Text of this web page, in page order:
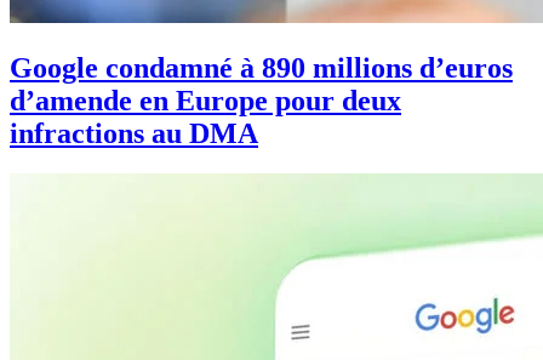
Google condamné à 890 millions d’euros
d’amende en Europe pour deux
infractions au DMA